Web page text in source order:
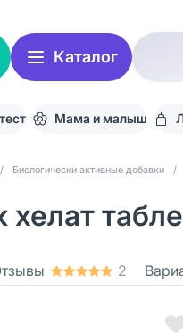
Каталог
Мама и малыш
/ Биологически активные добавки /
2